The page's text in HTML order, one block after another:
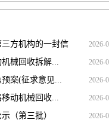
方机构的一封信 2026-
械回收拆解... 2026-
案(征求意见... 2026-
动机械回收... 2026-
（第三批） 2026-